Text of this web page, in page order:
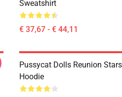
Sweatshirt
€ 37,67 - € 44,11
Pussycat Dolls Reunion
Hoodie